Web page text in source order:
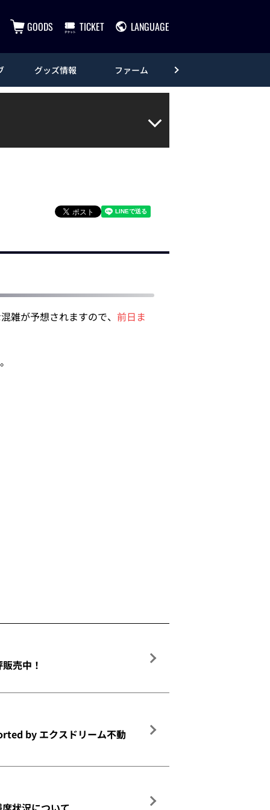
GOODS TICKET LANGUAGE
グッズ情報 ファーム
雑が予想されますので、 前日ま
売中！
by エクスドリーム不動